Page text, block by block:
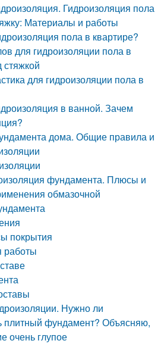
Гидроизоляция пола
Материалы и работы
пола в квартире?
для гидроизоляции пола в
стяжкой
для гидроизоляции пола в
в ванной. Зачем
дома. Общие правила и
фундамента. Плюсы и
обмазочной
покрытия
работы
Нужно ли
плитный фундамент? Объясняю,
очень глупое